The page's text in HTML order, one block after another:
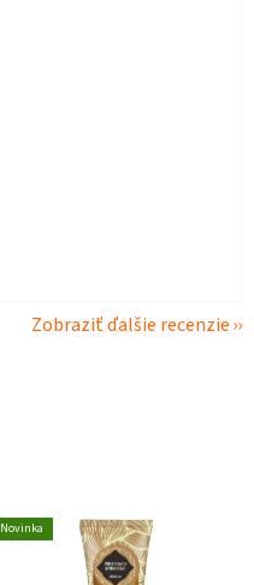
Zobraziť ďalšie recenzie
Novinka